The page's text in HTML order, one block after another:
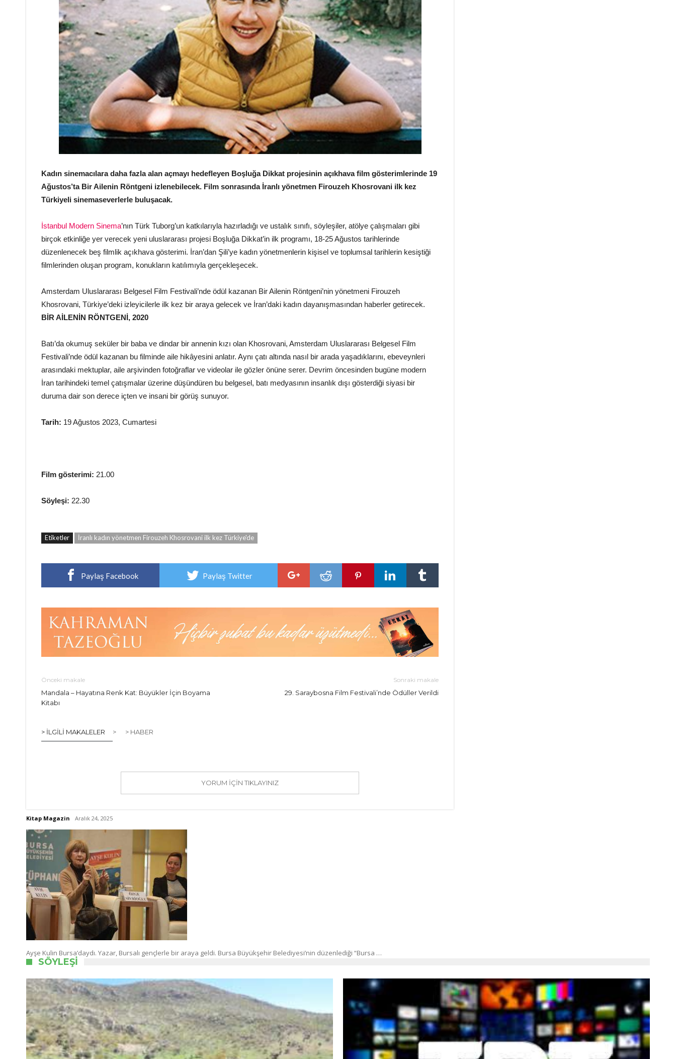
Kadın sinemacılara daha fazla alan açmayı hedefleyen Boşluğa Dikkat projesinin açıkhava film gösterimlerinde 19
Ağustos’ta Bir Ailenin Röntgeni izlenebilecek. Film sonrasında İranlı yönetmen Firouzeh Khosrovani ilk kez
Türkiyeli sinemaseverlerle buluşacak.
İstanbul Modern Sinema’nın Türk Tuborg’un katkılarıyla hazırladığı ve ustalık sınıfı, söyleşiler, atölye çalışmaları gibi
birçok etkinliğe yer verecek yeni uluslararası projesi Boşluğa Dikkat’in ilk programı, 18-25 Ağustos tarihlerinde
düzenlenecek beş filmlik açıkhava gösterimi. İran’dan Şili’ye kadın yönetmenlerin kişisel ve toplumsal tarihlerin kesiştiği
filmlerinden oluşan program, konukların katılımıyla gerçekleşecek.
Amsterdam Uluslararası Belgesel Film Festivali’nde ödül kazanan Bir Ailenin Röntgeni’nin yönetmeni Firouzeh
Khosrovani, Türkiye’deki izleyicilerle ilk kez bir araya gelecek ve İran’daki kadın dayanışmasından haberler getirecek.
BİR AİLENİN RÖNTGENİ, 2020
Batı’da okumuş seküler bir baba ve dindar bir annenin kızı olan Khosrovani, Amsterdam Uluslararası Belgesel Film
Festivali’nde ödül kazanan bu filminde aile hikâyesini anlatır. Aynı çatı altında nasıl bir arada yaşadıklarını, ebeveynleri
arasındaki mektuplar, aile arşivinden fotoğraflar ve videolar ile gözler önüne serer. Devrim öncesinden bugüne modern
İran tarihindeki temel çatışmalar üzerine düşündüren bu belgesel, batı medyasının insanlık dışı gösterdiği siyasi bir
duruma dair son derece içten ve insani bir görüş sunuyor.
Tarih: 19 Ağustos 2023, Cumartesi
Film gösterimi: 21.00
Söyleşi: 22.30
Etiketler İranlı kadın yönetmen Firouzeh Khosrovani ilk kez Türkiye'de
Paylaş Facebook Paylaş Twitter
Önceki makale
Mandala – Hayatına Renk Kat: Büyükler İçin Boyama
Kitabı
Sonraki makale
29. Saraybosna Film Festivali’nde Ödüller Verildi
> İLGILI MAKALELER > > HABER
YORUM IÇIN TIKLAYINIZ
Kitap Magazin Aralık 24, 2025
Ayşe Kulin Bursa’daydı. Yazar, Bursalı gençlerle bir araya geldi. Bursa Büyükşehir Belediyesi’nin düzenlediği “Bursa …
SÖYLEŞI